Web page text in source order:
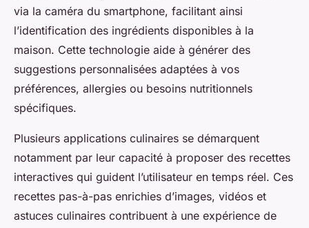
via la caméra du smartphone, facilitant ainsi
l’identification des ingrédients disponibles à la
maison. Cette technologie aide à générer des
suggestions personnalisées adaptées à vos
préférences, allergies ou besoins nutritionnels
spécifiques.
Plusieurs applications culinaires se démarquent
notamment par leur capacité à proposer des recettes
interactives qui guident l’utilisateur en temps réel. Ces
recettes pas-à-pas enrichies d’images, vidéos et
astuces culinaires contribuent à une expérience de